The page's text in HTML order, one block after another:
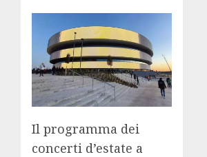
Il programma dei
concerti d’estate a